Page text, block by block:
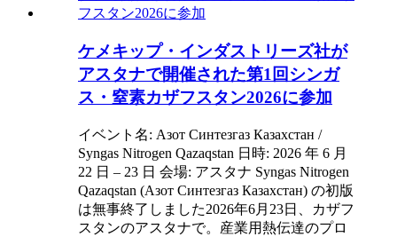
ケメキップ・インダストリーズ社が
アスタナで開催された第1回シンガ
ス・窒素カザフスタン2026に参加
イベント名: Азот Синтезгаз Казахстан /
Syngas Nitrogen Qazaqstan 日時: 2026 年 6 月
22 日 – 23 日 会場: アスタナ Syngas Nitrogen
Qazaqstan (Азот Синтезгаз Казахстан) の初版
は無事終了しました2026年6月23日、カザフ
スタンのアスタナで。産業用熱伝達のプロ